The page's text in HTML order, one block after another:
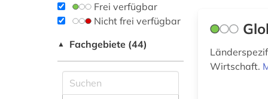
Frei verfügbar
Nicht frei verfügbar
▲ Fachgebiete (44)
Wirtschaft.